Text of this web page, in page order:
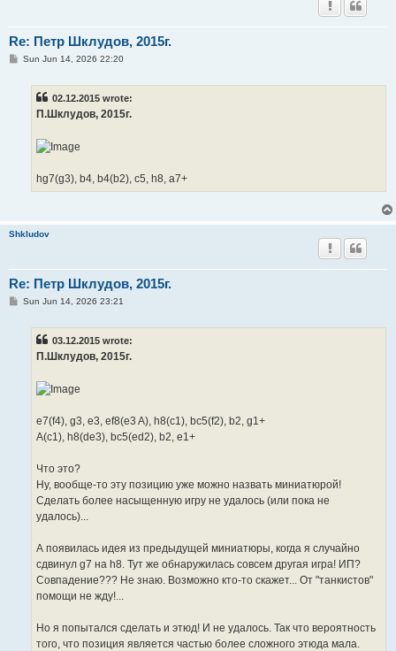
Re: Петр Шклудов, 2015г.
PSun Jun 14, 2026 22:20
02.12.2015 wrote:
П.Шклудов, 2015г.
hg7(g3), b4, b4(b2), c5, h8, a7+
Shkludov
Re: Петр Шклудов, 2015г.
PSun Jun 14, 2026 23:21
03.12.2015 wrote:
П.Шклудов, 2015г.
e7(f4), g3, e3, ef8(e3 A), h8(c1), bc5(f2), b2, g1+
A(c1), h8(de3), bc5(ed2), b2, e1+
Что это?
Ну, вообще-то эту позицию уже можно назвать миниатюрой!
Сделать более насыщенную игру не удалось (или пока не
удалось)...
А появилась идея из предыдущей миниатюры, когда я случайно
сдвинул g7 на h8. Тут же обнаружилась совсем другая игра! ИП?
Совпадение??? Не знаю. Возможно кто-то скажет... От "танкистов"
помощи не жду!...
Но я попытался сделать и этюд! И не удалось. Так что вероятность
того, что позиция является частью более сложного этюда мала.